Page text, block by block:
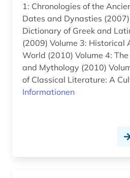
1: Chronologies of the
Dates and Dynasties
Dictionary of Greek and
(2009) Volume 3: Historical Atlas of the Ancient
World (2010) Volume 4:
and Mythology (2010)
of Classical Literature: A
Informationen